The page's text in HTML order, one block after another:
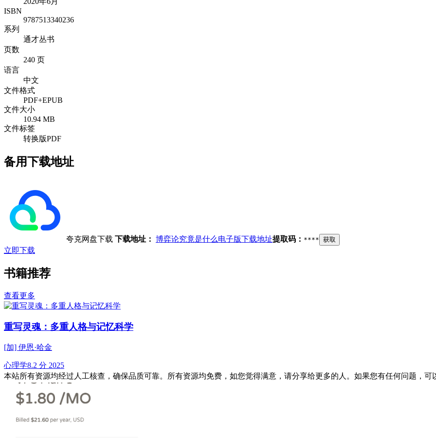
ISBN
9787513340236
系列
通才丛书
页数
240 页
语言
中文
文件格式
PDF+EPUB
文件大小
10.94 MB
文件标签
转换版PDF
备用下载地址
夸克网盘下载 下载地址： 博弈论究竟是什么电子版下载地址提取码： **** 获取
立即下载
书籍推荐
查看更多
重写灵魂：多重人格与记忆科学
[加] 伊恩·哈金
心理学8.2 分 2025
本站所有资源均经过人工核查，确保品质可靠。所有资源均免费，如您觉得满意，请分享给更多的人。如果您有任何问题，可